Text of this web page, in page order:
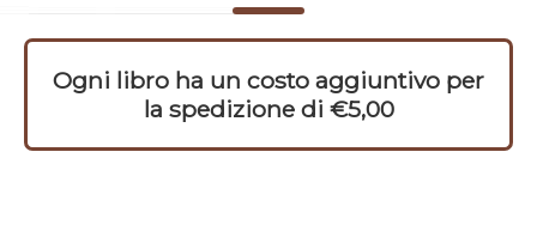
Ogni libro ha un costo aggiuntivo per
la spedizione di €5,00